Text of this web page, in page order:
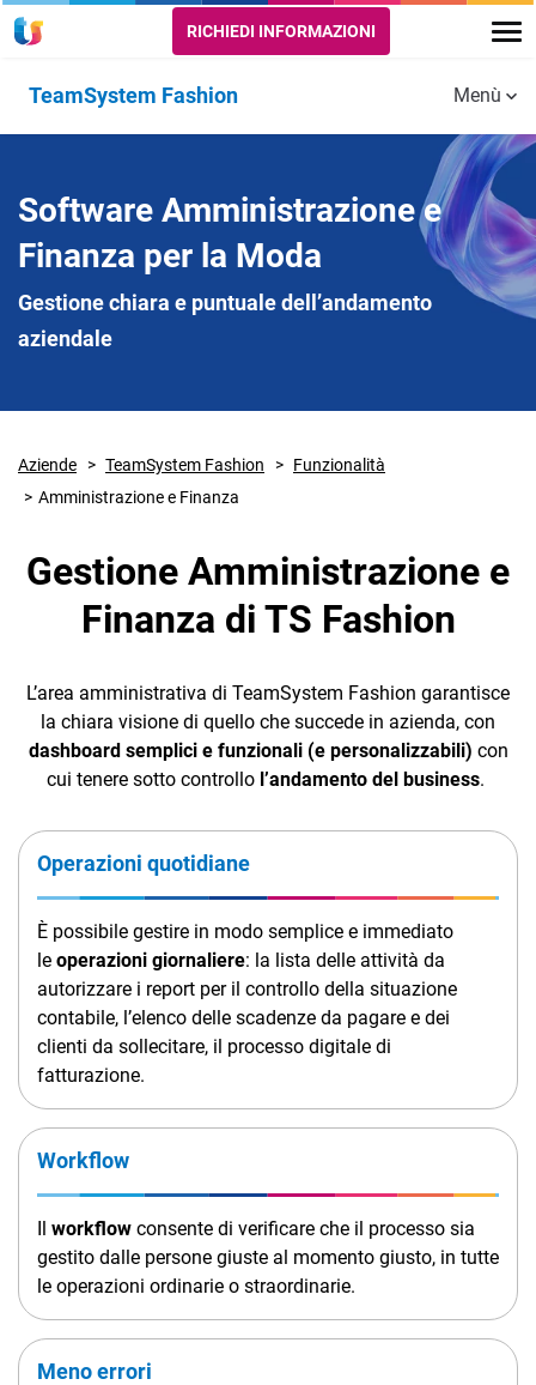
CRM
Ecommerce
Email Marketing
Fatturazione
Financial Solutions
HR
Trust Services
TeamSystem Corporate
TeamSystem Store
RICHIEDI INFORMAZIONI
TeamSystem Fashion
PRODUZIONE
E LOGISTICA
Rientro prodotti
finiti
e tessuti
preparazione e
spedizione
Acquisto
Negozi
Qualità
façonnisti
Stilisti di Moda
e Ufficio Stile
Amministrazione
e Finanza
Fashion
Intelligence
Analytics
STRUMENTI
E
SUPPORTO
Integrazione
Menù
Software Amministrazione e
Finanza per la Moda
Gestione chiara e puntuale dell’andamento
aziendale
Aziende TeamSystem Fashion
Funzionalità
Amministrazione e Finanza
Gestione Amministrazione e
Finanza di TS Fashion
L’area amministrativa di TeamSystem Fashion garantisce
la chiara visione di quello che succede in azienda, con
dashboard semplici e funzionali (e personalizzabili) con
cui tenere sotto controllo l’andamento del business.
Operazioni quotidiane
È possibile gestire in modo semplice e immediato
le operazioni giornaliere: la lista delle attività da
autorizzare i report per il controllo della situazione
contabile, l’elenco delle scadenze da pagare e dei
clienti da sollecitare, il processo digitale di
fatturazione.
Workflow
Il workflow consente di verificare che il processo sia
gestito dalle persone giuste al momento giusto, in tutte
le operazioni ordinarie o straordinarie.
Meno errori